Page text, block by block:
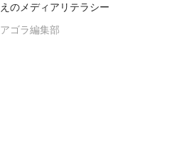
えのメディアリテラシー
アゴラ編集部